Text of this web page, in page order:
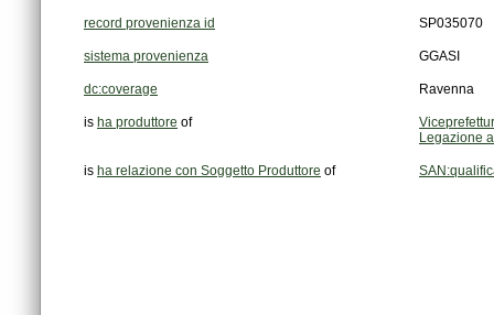
record provenienza id SP035070
sistema provenienza GGASI
dc:coverage Ravenna
is ha produttore of
Legazione
is ha relazione con Soggetto Produttore of